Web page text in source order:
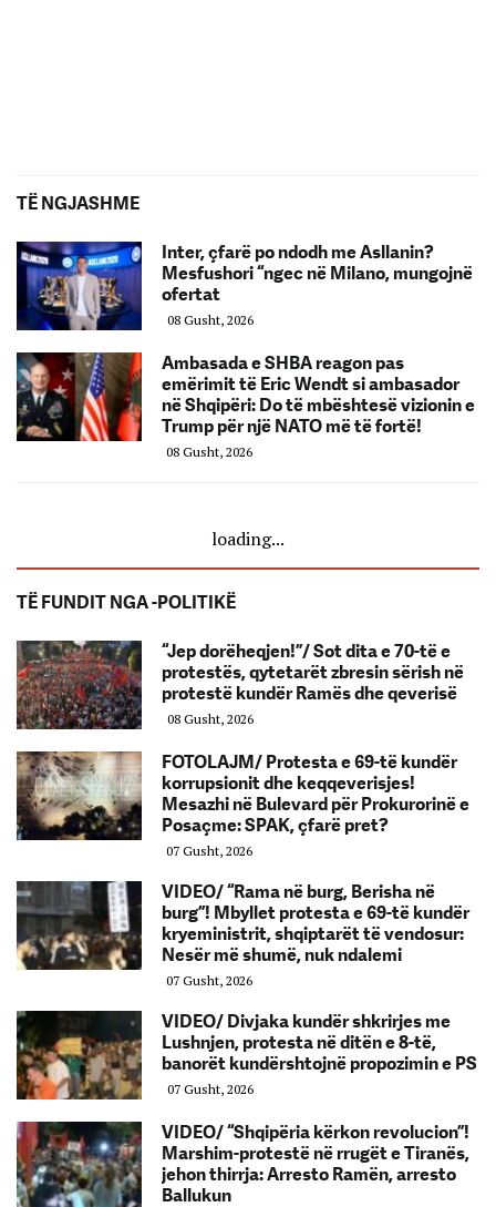
TË NGJASHME
Inter, çfarë po ndodh me Asllanin?
Mesfushori “ngec në Milano, mungojnë
ofertat
08 Gusht, 2026
Ambasada e SHBA reagon pas
emërimit të Eric Wendt si ambasador
në Shqipëri: Do të mbështesë vizionin e
Trump për një NATO më të fortë!
08 Gusht, 2026
loading...
TË FUNDIT NGA -POLITIKË
“Jep dorëheqjen!”/ Sot dita e 70-të e
protestës, qytetarët zbresin sërish në
protestë kundër Ramës dhe qeverisë
08 Gusht, 2026
FOTOLAJM/ Protesta e 69-të kundër
korrupsionit dhe keqqeverisjes!
Mesazhi në Bulevard për Prokurorinë e
Posaçme: SPAK, çfarë pret?
07 Gusht, 2026
VIDEO/ “Rama në burg, Berisha në
burg”! Mbyllet protesta e 69-të kundër
kryeministrit, shqiptarët të vendosur:
Nesër më shumë, nuk ndalemi
07 Gusht, 2026
VIDEO/ Divjaka kundër shkrirjes me
Lushnjen, protesta në ditën e 8-të,
banorët kundërshtojnë propozimin e PS
07 Gusht, 2026
VIDEO/ “Shqipëria kërkon revolucion”!
Marshim-protestë në rrugët e Tiranës,
jehon thirrja: Arresto Ramën, arresto
Ballukun